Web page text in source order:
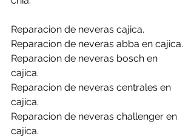
Reparacion de neveras cajica.
Reparacion de neveras abba en cajica.
Reparacion de neveras bosch en
cajica.
Reparacion de neveras centrales en
cajica.
Reparacion de neveras challenger en
cajica.